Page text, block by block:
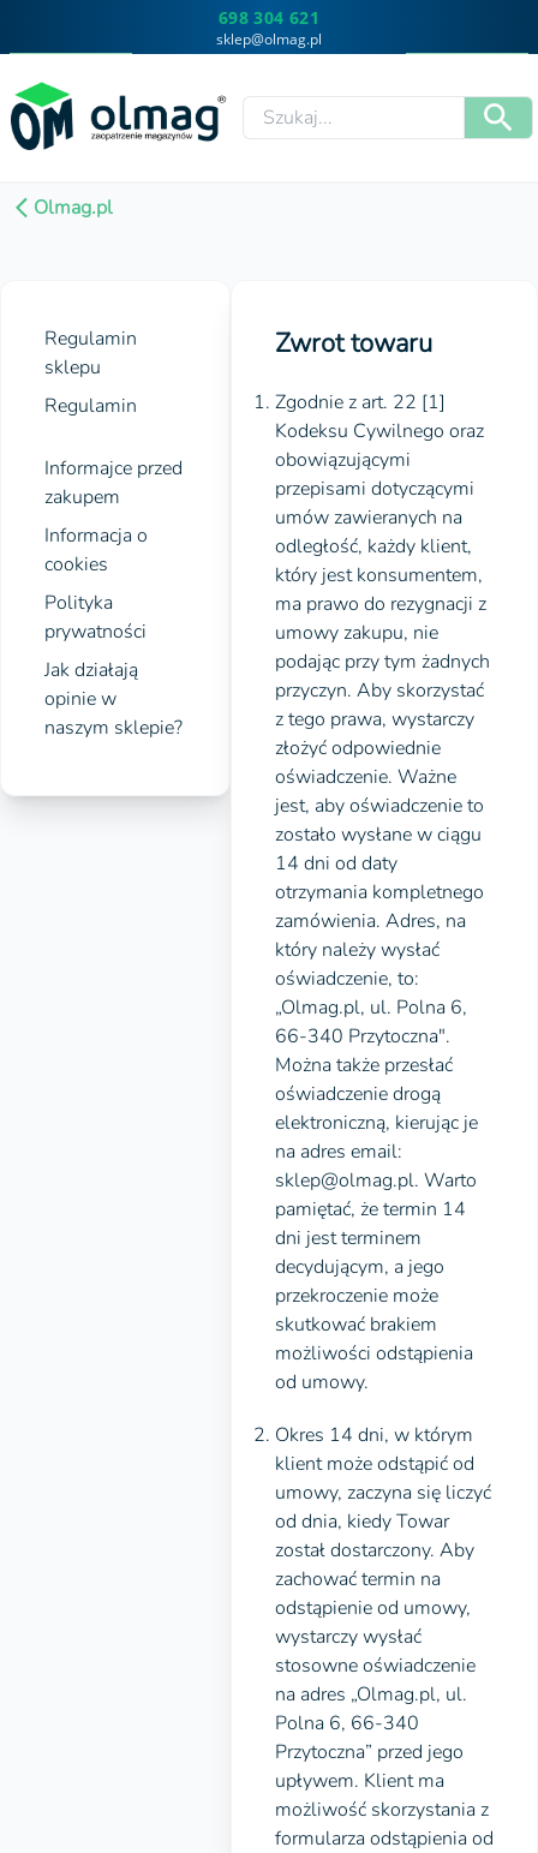
698 304 621
sklep@olmag.pl
Olmag.pl
Regulamin
sklepu
Regulamin
Informajce przed
zakupem
Informacja o
cookies
Polityka
prywatności
Jak działają
opinie w
naszym sklepie?
Zwrot towaru
Zgodnie z art. 22 [1]
Kodeksu Cywilnego oraz
obowiązującymi
przepisami dotyczącymi
umów zawieranych na
odległość, każdy klient,
który jest konsumentem,
ma prawo do rezygnacji z
umowy zakupu, nie
podając przy tym żadnych
przyczyn. Aby skorzystać
z tego prawa, wystarczy
złożyć odpowiednie
oświadczenie. Ważne
jest, aby oświadczenie to
zostało wysłane w ciągu
14 dni od daty
otrzymania kompletnego
zamówienia. Adres, na
który należy wysłać
oświadczenie, to:
„Olmag.pl, ul. Polna 6,
66-340 Przytoczna".
Można także przesłać
oświadczenie drogą
elektroniczną, kierując je
na adres email:
sklep@olmag.pl. Warto
pamiętać, że termin 14
dni jest terminem
decydującym, a jego
przekroczenie może
skutkować brakiem
możliwości odstąpienia
od umowy.
Okres 14 dni, w którym
klient może odstąpić od
umowy, zaczyna się liczyć
od dnia, kiedy Towar
został dostarczony. Aby
zachować termin na
odstąpienie od umowy,
wystarczy wysłać
stosowne oświadczenie
na adres „Olmag.pl, ul.
Polna 6, 66-340
Przytoczna” przed jego
upływem. Klient ma
możliwość skorzystania z
formularza odstąpienia od